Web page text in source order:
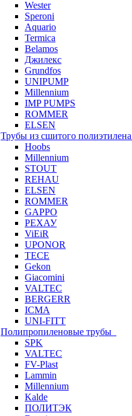
Wester
Speroni
Aquario
Termica
Belamos
Джилекс
Grundfos
UNIPUMP
Millennium
IMP PUMPS
ROMMER
ELSEN
Трубы из сшитого полиэтилена
Hoobs
Millennium
STOUT
REHAU
ELSEN
ROMMER
GAPPO
РЕХАУ
ViEiR
UPONOR
TECE
Gekon
Giacomini
VALTEC
BERGERR
ICMA
UNI-FITT
Полипропиленовые трубы
SPK
VALTEC
FV-Plast
Lammin
Millennium
Kalde
ПОЛИТЭК